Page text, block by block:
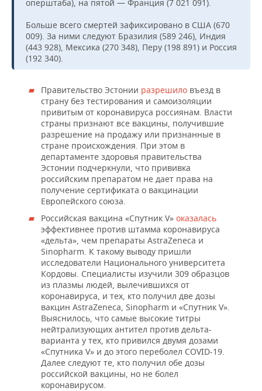
оперштаба), на пятой — Франция (7 021 091).
Больше всего смертей зафиксировано в США (670
009). За ними следуют Бразилия (589 246), Индия
(443 928), Мексика (270 348), Перу (198 891) и Россия
(192 340).
Правительство Эстонии разрешило въезд в
страну без тестирования и самоизоляции
привитым от коронавируса россиянам. Власти
страны признают все вакцины, получившие
разрешение на продажу или признанные в
стране происхождения. При этом в
департаменте здоровья правительства
Эстонии подчеркнули, что прививка
российским препаратом не дает права на
получение сертификата о вакцинации
Европейского союза.
Российская вакцина «Спутник V» оказалась
эффективнее против штамма коронавируса
«дельта», чем препараты AstraZeneca и
Sinopharm. К такому выводу пришли
исследователи Национального университета
Кордовы. Специалисты изучили 309 образцов
из плазмы людей, вылечившихся от
коронавируса, и тех, кто получил две дозы
вакцин AstraZeneca, Sinopharm и «Спутник V».
Выяснилось, что самые высокие титры
нейтрализующих антител против дельта-
варианта у тех, кто привился двумя дозами
«Спутника V» и до этого переболел COVID-19.
Далее следуют те, кто получил обе дозы
российской вакцины, но не болел
коронавирусом.